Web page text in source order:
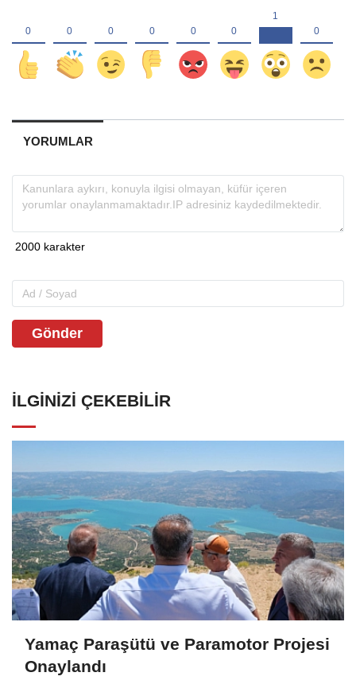
YORUMLAR
Gönder
İLGINIZI ÇEKEBILIR
Yamaç Paraşütü ve Paramotor Projesi
Onaylandı